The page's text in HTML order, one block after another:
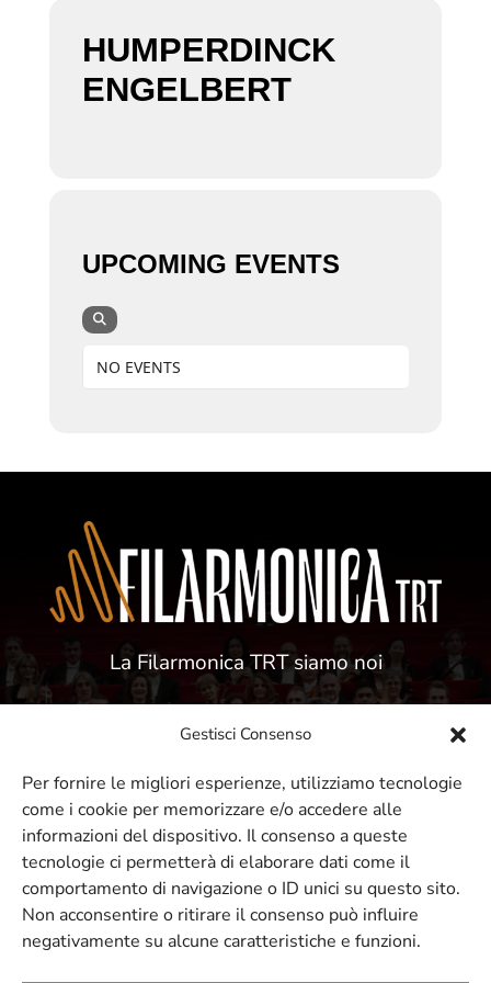
Gestisci Consenso
Per fornire le migliori esperienze, utilizziamo tecnologie
come i cookie per memorizzare e/o accedere alle
informazioni del dispositivo. Il consenso a queste
tecnologie ci permetterà di elaborare dati come il
comportamento di navigazione o ID unici su questo sito.
Non acconsentire o ritirare il consenso può influire
negativamente su alcune caratteristiche e funzioni.
HUMPERDINCK
ENGELBERT
UPCOMING EVENTS
NO EVENTS
La Filarmonica TRT siamo noi
ISCRIVITI ALLA NOSTRA NEWSLETTER
Resta sempre aggiornato sui nostri
eventi e concerti